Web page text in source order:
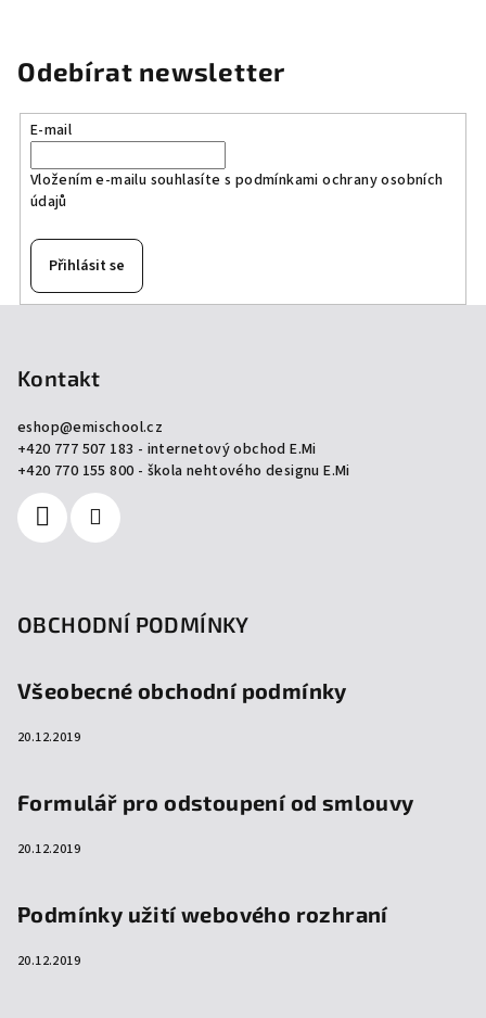
Odebírat newsletter
E-mail
Vložením e-mailu souhlasíte s podmínkami ochrany osobních
údajů
Přihlásit se
Kontakt
eshop@emischool.cz
+420 777 507 183 - internetový obchod E.Mi
+420 770 155 800 - škola nehtového designu E.Mi
OBCHODNÍ PODMÍNKY
Všeobecné obchodní podmínky
20.12.2019
Formulář pro odstoupení od smlouvy
20.12.2019
Podmínky užití webového rozhraní
20.12.2019